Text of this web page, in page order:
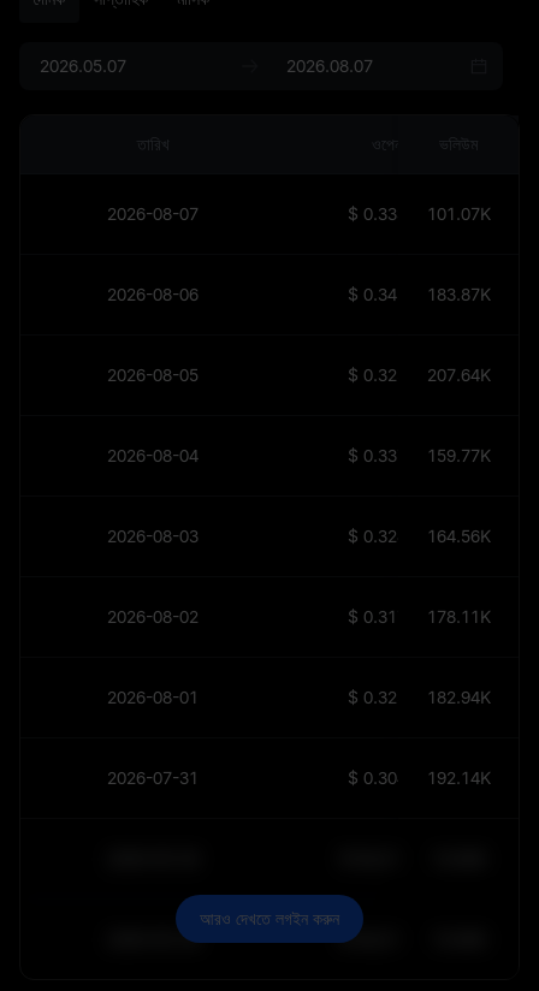
তারিখ ওপেন ভলিউম
2026-08-07 $ 0.33308 101.07K
2026-08-06 $ 0.34139 183.87K
2026-08-05 $ 0.32559 207.64K
2026-08-04 $ 0.33797 159.77K
2026-08-03 $ 0.32835 164.56K
2026-08-02 $ 0.31759 178.11K
2026-08-01 $ 0.32576 182.94K
2026-07-31 $ 0.30446 192.14K
2030-05-29 $64,011.99
আরও দেখতে লগইন করুন